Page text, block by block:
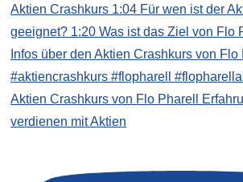
Aktien Crashkurs von Flo Pharell
verdienen mit Aktien